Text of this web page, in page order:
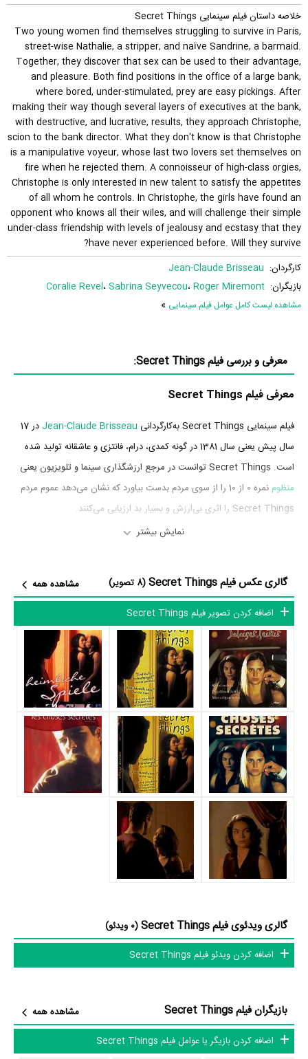
خلاصه داستان فیلم سینمایی Secret Things
Two young women find themselves struggling to survive in Paris,
street-wise Nathalie, a stripper, and naïve Sandrine, a barmaid.
Together, they discover that sex can be used to their advantage,
and pleasure. Both find positions in the office of a large bank,
where bored, under-stimulated, prey are easy pickings. After
making their way though several layers of executives at the bank,
with destructive, and lucrative, results, they approach Christophe,
scion to the bank director. What they don't know is that Christophe
is a manipulative voyeur, whose last two lovers set themselves on
fire when he rejected them. A connoisseur of high-class orgies,
Christophe is only interested in new talent to satisfy the appetites
of all whom he controls. In Christophe, the girls have found an
opponent who knows all their wiles, and will challenge their simple
under-class friendship with levels of jealousy and ecstasy that they
have never experienced before. Will they survive?
کارگردان: Jean-Claude Brisseau
بازیگران:
Coralie Revel، Sabrina Seyvecou، Roger Miremont
مشاهده لیست کامل عوامل فیلم سینمایی »
معرفی و بررسی فیلم Secret Things:
معرفی فیلم Secret Things
فیلم سینمایی Secret Things به‌کارگردانی Jean-Claude Brisseau
در 17
سال پیش یعنی سال 1381 در گونه کمدی، درام، فانتزی و عاشقانه تولید شده
است. Secret Things توانست در مرجع ارزشگذاری سینما و تلویزیون یعنی
منظوم
نمره 0 از 10 را از سوی مردم بدست بیاورد که نشان می‌دهد عموم مردم
Secret Things را اثری بی‌ارزش و بسیار بد ارزیابی می‌کنند.
بازیگرانی چونCoralie Revelدر نقش Nathalie،Sabrina Seyvecou
در
نقش Sandrine، Roger Miremont در نقش Delacroix،
در نقش Christophe،Blandine Bury در نقش Charlotte،
Olivier Soler
در نقش Cadene و
Viviane Théophildès
ایفای نقش و بازیگری پرداخته‌اند. در فیلم Secret Things حدود 10 بازیگر
اثر پربازیگر عنوان کرد. از این‌لحاظ کارگردانی فیلم Secret Things باتوجه به
بازی گرفتن از این تعداد بازیگر و مدیریت آنها کار بسیار دشواری بوده است؛
باید بررسی کرد آیاJean-Claude Brisseauبه‌عنوان کارگردان و به‌عنوان
بازیگردان و همچنین تیم بازیگری Secret Things توانسته‌اند در این زمینه
موفق باشند و بازی‌های درخشانی را نمایش دهند؟
از دیگر بازیگران فیلم Secret Things می‌توان به
نقش Delacroix's Mother،
Pierre Gabaston
María Luisa García
در نقش Sandrine's Mother اشاره کرد.
Things توسط
Jean-Claude Brisseauنوشته شده است.
women find themselves struggling to survive in Paris, street-
wise Nathalie, a stripper, and naïve Sandrine, a barmaid.
نمایش بیشتر
گالری عکس فیلم Secret Things (8 تصویر)
مشاهده همه
اضافه کردن تصویر فیلم Secret Things
گالری ویدئوی فیلم Secret Things
(0 ویدئو)
اضافه کردن ویدئو فیلم Secret Things
بازیگران فیلم Secret Things
مشاهده همه
اضافه کردن بازیگر یا عوامل فیلم Secret Things